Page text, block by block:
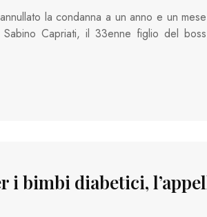
la condanna a un anno e un mese
Capriati, il 33enne figlio del boss
i bimbi diabetici,